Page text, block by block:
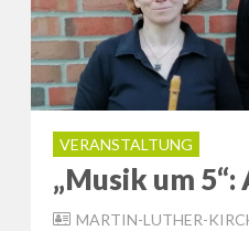
VERANSTALTUNG
„Musik um 5“:
MARTIN-LUTHER-